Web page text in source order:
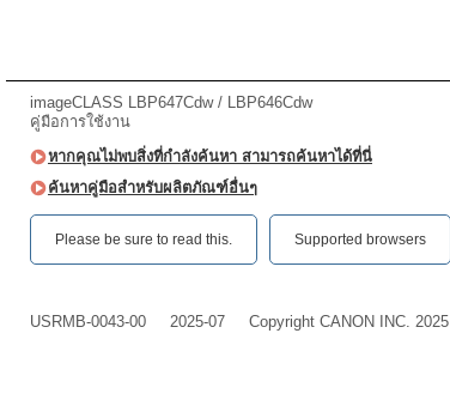
imageCLASS LBP647Cdw / LBP646Cdw
คู่มือการใช้งาน
หากคุณไม่พบสิ่งที่กำลังค้นหา สามารถค้นหาได้ที่นี่
ค้นหาคู่มือสำหรับผลิตภัณฑ์อื่นๆ
Please be sure to read this.‎ Supported browsers
USRMB-0043-00 2025-07 Copyright CANON INC. 2025